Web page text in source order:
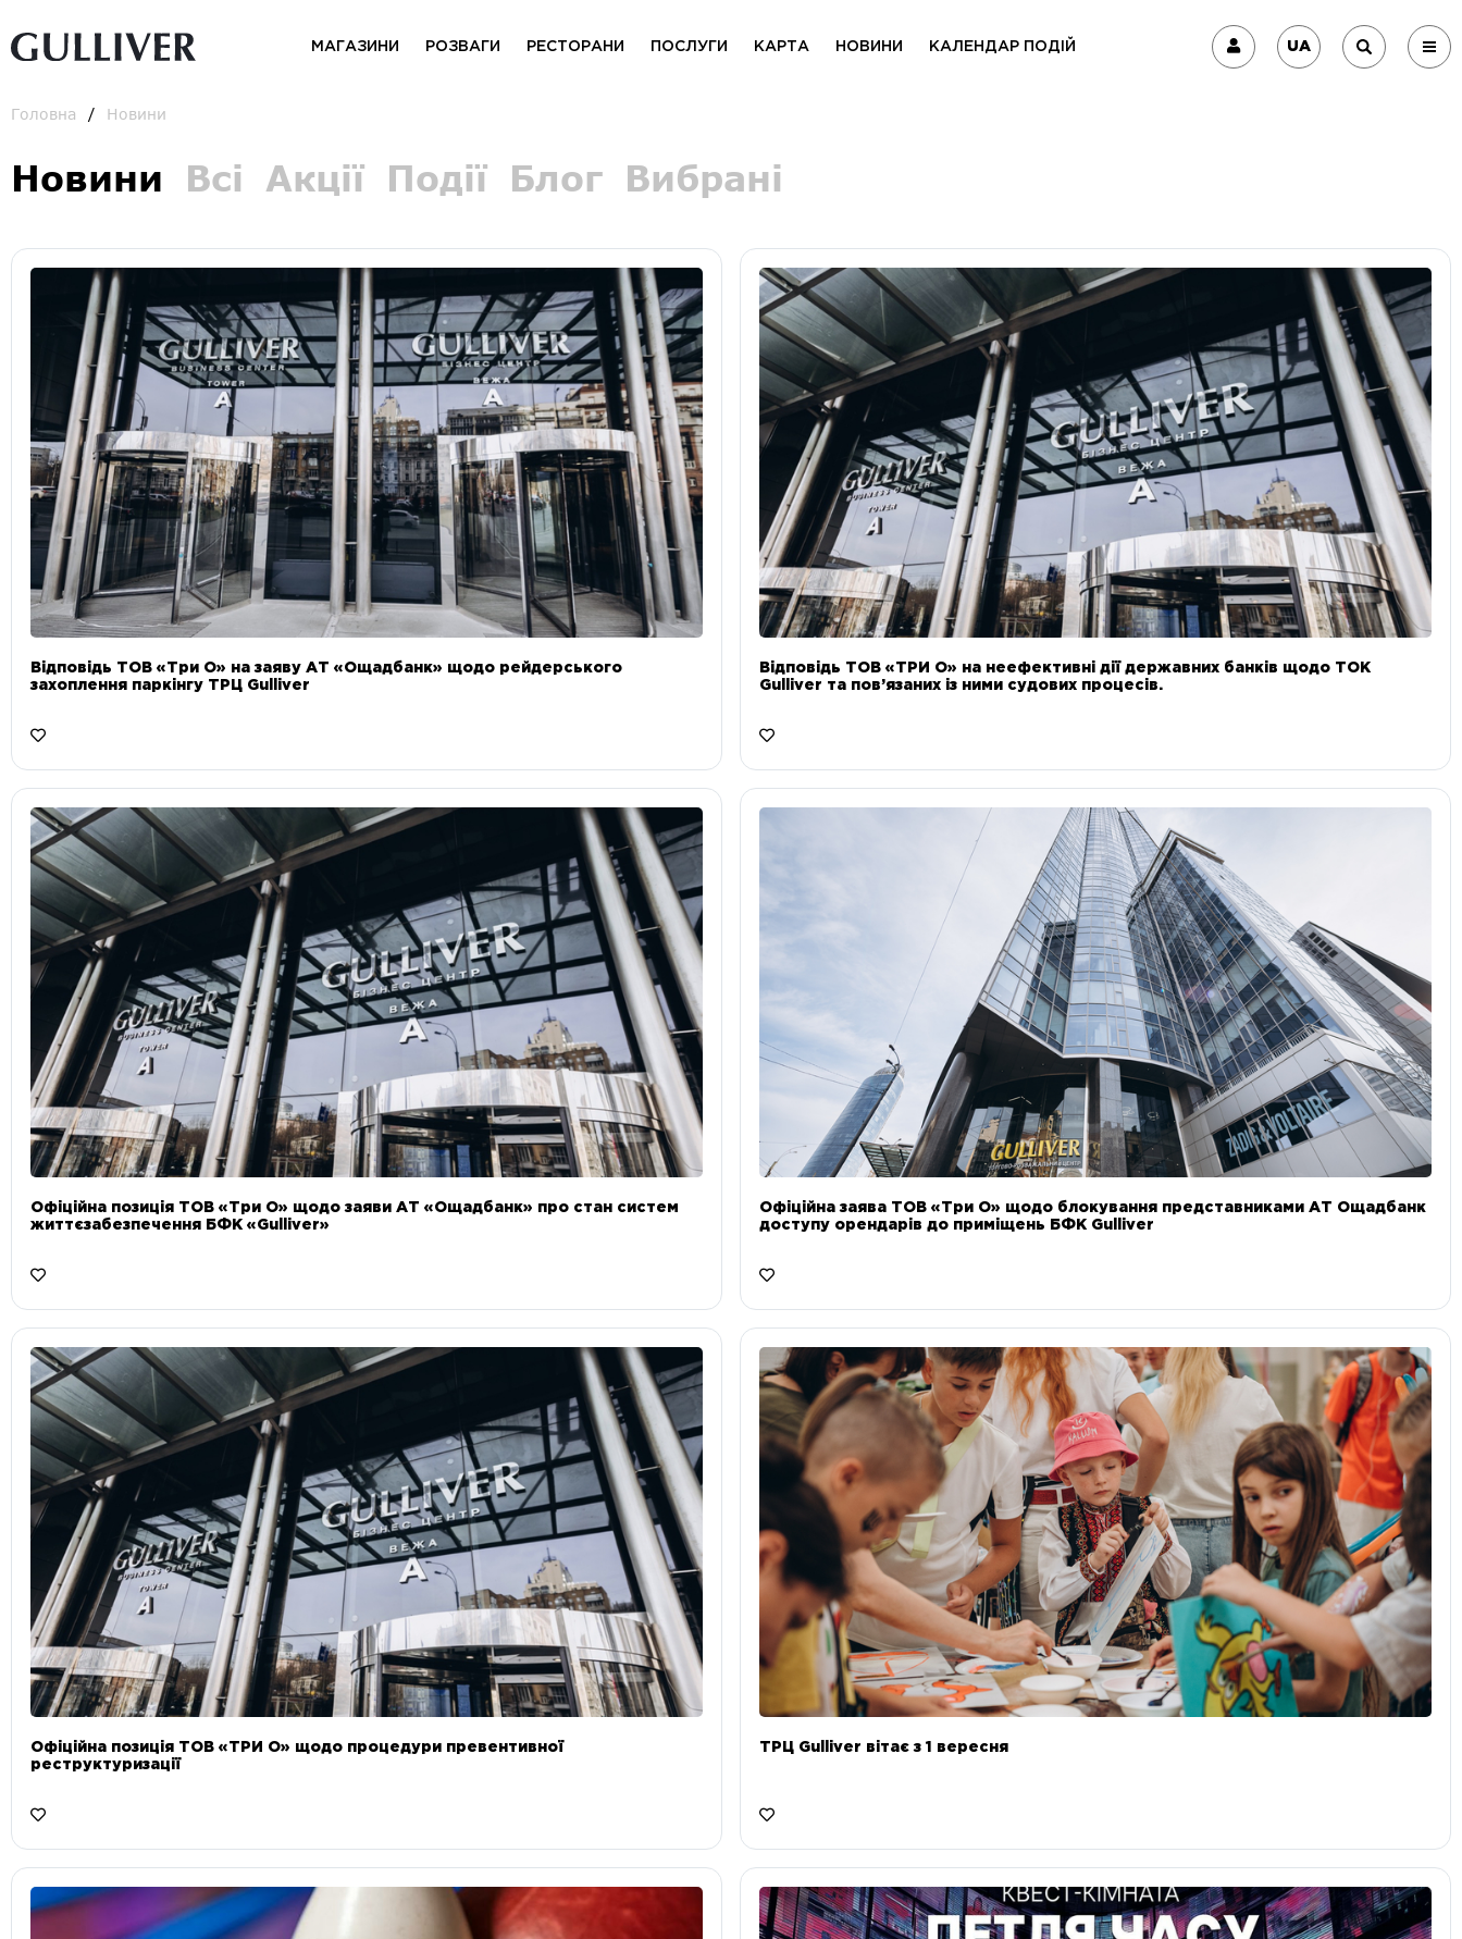
МАГАЗИНИ РОЗВАГИ РЕСТОРАНИ ПОСЛУГИ КАРТА НОВИНИ КАЛЕНДАР ПОДІЙ UA
Головна Новини
Новини Всі Акції Події Блог Вибрані
Відповідь ТОВ «Три О» на заяву АТ «Ощадбанк» щодо рейдерського
захоплення паркінгу ТРЦ Gulliver
Відповідь ТОВ «ТРИ О» на неефективні дії державних банків щодо ТОК
Gulliver та пов’язаних із ними судових процесів.
Офіційна позиція ТОВ «Три О» щодо заяви АТ «Ощадбанк» про стан систем
життєзабезпечення БФК «Gulliver»
Офіційна заява ТОВ «Три О» щодо блокування представниками АТ Ощадбанк
доступу орендарів до приміщень БФК Gulliver
Офіційна позиція ТОВ «ТРИ О» щодо процедури превентивної
реструктуризації
ТРЦ Gulliver вітає з 1 вересня